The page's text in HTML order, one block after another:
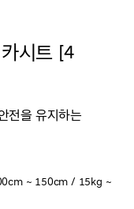
시트 [4
전을 유지하는
~ 150cm / 15kg ~